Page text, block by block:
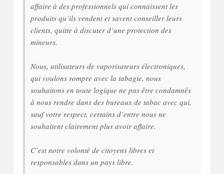
affaire à des professionnels qui connaissent les
produits qu’ils vendent et savent conseiller leurs
clients, quitte à discuter d’une protection des
mineurs.
Nous, utilisateurs de vaporisateurs électroniques,
qui voulons rompre avec la tabagie, nous
souhaitons en toute logique ne pas être condamnés
à nous rendre dans des bureaux de tabac avec qui,
sauf votre respect, certains d’entre nous ne
souhaitent clairement plus avoir affaire.
C’est notre volonté de citoyens libres et
responsables dans un pays libre.